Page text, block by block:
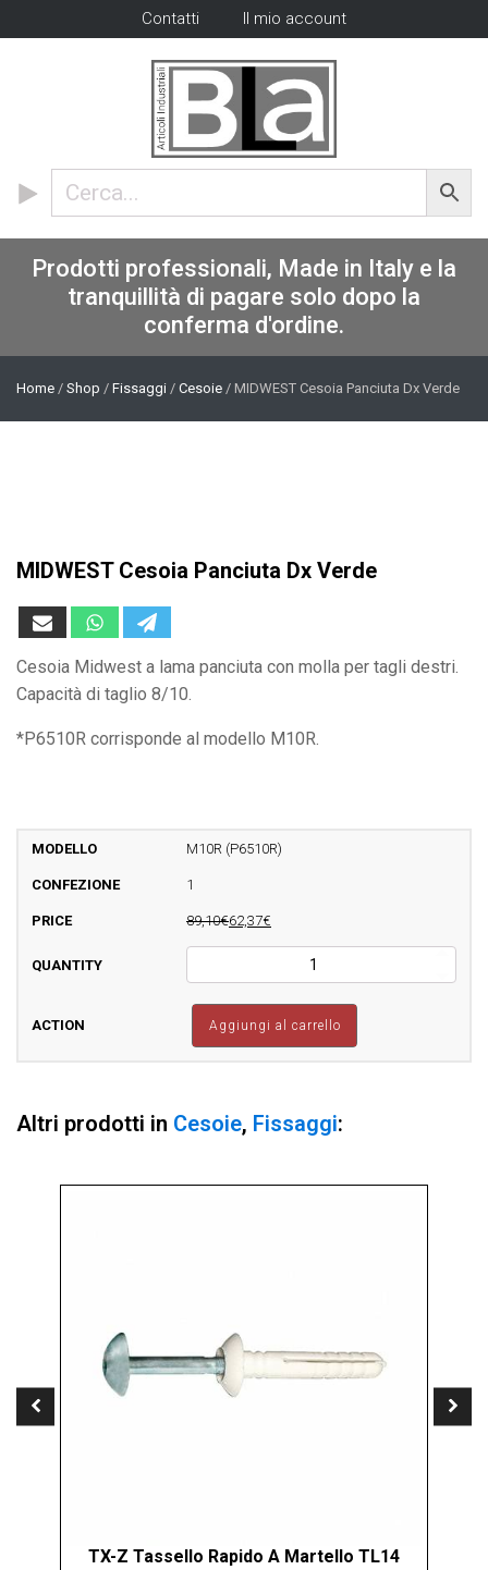
Contatti Il mio account
Prodotti professionali, Made in Italy e la
tranquillità di pagare solo dopo la
conferma d'ordine.
Home / Shop / Fissaggi / Cesoie / MIDWEST Cesoia Panciuta Dx Verde
MIDWEST Cesoia Panciuta Dx Verde
Cesoia Midwest a lama panciuta con molla per tagli destri.
Capacità di taglio 8/10.
*P6510R corrisponde al modello M10R.
M10R (P6510R)
1
89,10€62,37€
Cesoia
Aggiungi al carrello
Altri prodotti in Cesoie, Fissaggi:
TX-Z Tassello Rapido A Martello TL14